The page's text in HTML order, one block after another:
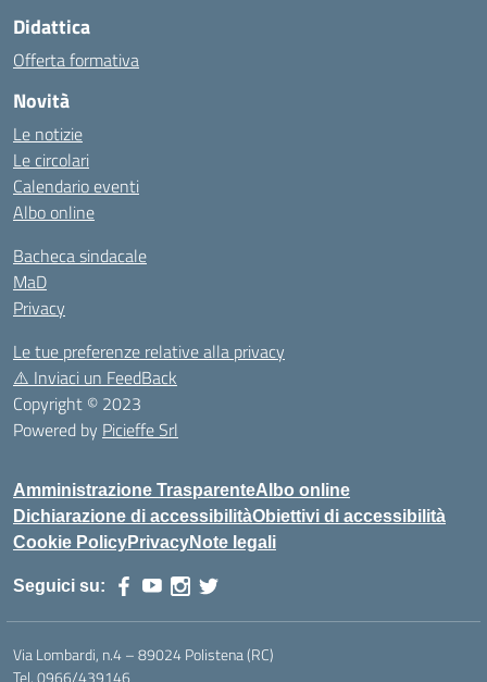
Didattica
Offerta formativa
Novità
Le notizie
Le circolari
Calendario eventi
Albo online
Bacheca sindacale
MaD
Privacy
Le tue preferenze relative alla privacy
⚠️ Inviaci un FeedBack
Copyright © 2023
Powered by Picieffe Srl
Amministrazione TrasparenteAlbo online
Dichiarazione di accessibilitàObiettivi di accessibilità
Cookie PolicyPrivacyNote legali
Seguici su:
Via Lombardi, n.4 – 89024 Polistena (RC)
Tel. 0966/439146